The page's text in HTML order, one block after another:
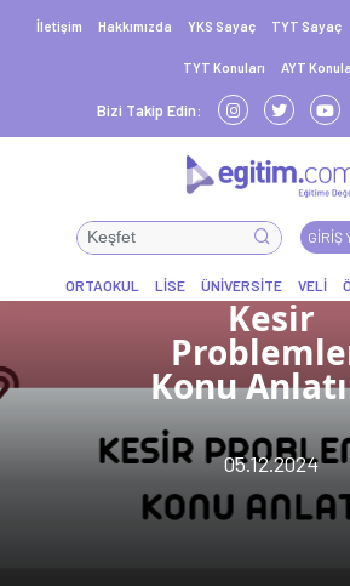
İletişim Hakkımızda YKS Sayaç TYT Sayaç
TYT Konuları AYT
Bizi Takip Edin:
GIRIŞ
Kesir
Konu
05.12.2024